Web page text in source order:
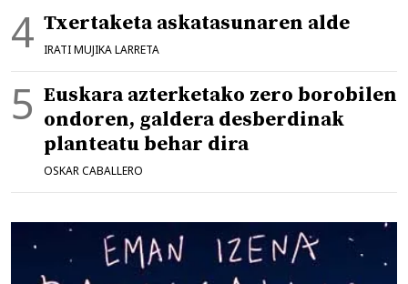
Txertaketa askatasunaren alde
IRATI MUJIKA LARRETA
Euskara azterketako zero borobilen
ondoren, galdera desberdinak
planteatu behar dira
OSKAR CABALLERO